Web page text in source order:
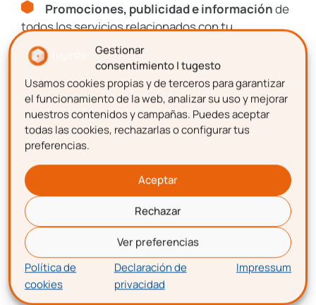
Gestionar
consentimiento | tugesto
Usamos cookies propias y de terceros para garantizar
el funcionamiento de la web, analizar su uso y mejorar
nuestros contenidos y campañas. Puedes aceptar
todas las cookies, rechazarlas o configurar tus
preferencias.
Aceptar
Rechazar
Ver preferencias
Política de
cookies
Declaración de
privacidad
Impressum
Descarga gratisla
plantilla para hacer una
Promociones, publicidad e informaciónde
todos los servicios relacionados con tu
emprendimiento.
Nombre
Apellidos
Correo electrónico
Aceptación de términos y condiciones